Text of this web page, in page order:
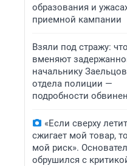
образования и
приемной кампании
Взяли под стражу: что
вменяют
начальнику
отдела полиции —
подробности
«Если сверху
сжигает мой товар,
мой риск».
обрушился с